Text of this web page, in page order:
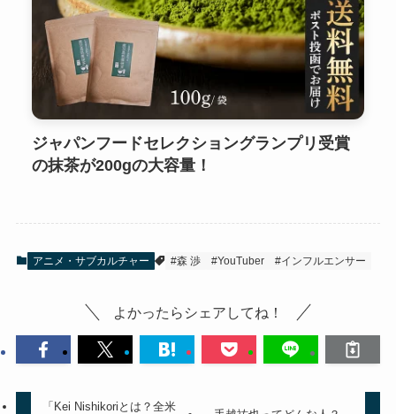
ジャパンフードセレクショングランプリ受賞
の抹茶が200gの大容量！
アニメ・サブカルチャー #森 渉 #YouTuber #インフルエンサー
よかったらシェアしてね！
「Kei Nishikoriとは？全米